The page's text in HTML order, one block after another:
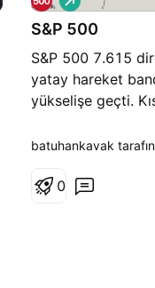
S&P 500
S&P 500 7.615
yatay hareket
yükselişe geçti.
l
ı
batuhankavak
0